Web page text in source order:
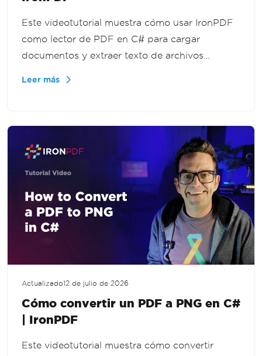
Este videotutorial muestra cómo usar IronPDF
como lector de PDF en C# para cargar
documentos y extraer texto de archivos
Leer más
Actualizado12 de julio de 2026
Cómo convertir un PDF a PNG en C#
| IronPDF
Este videotutorial muestra cómo convertir